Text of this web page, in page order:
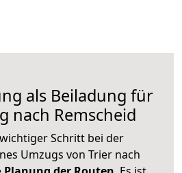
als Beiladung für
nach Remscheid
Schritt bei der
Umzugs von Trier nach